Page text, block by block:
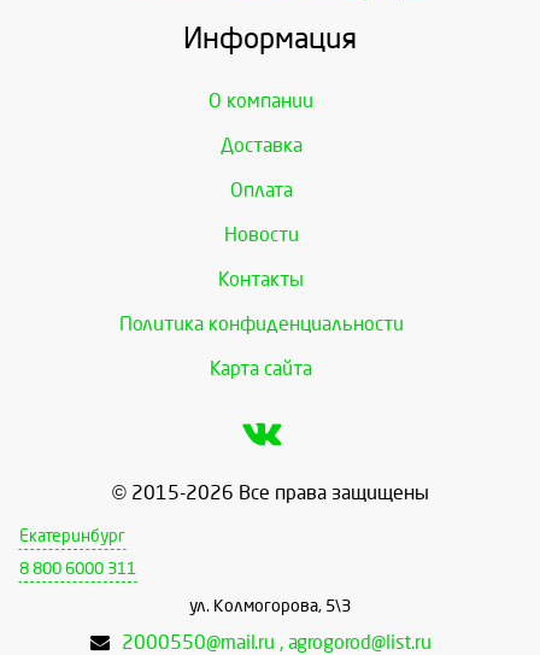
Информация
О компании
Доставка
Оплата
Новости
Контакты
Политика конфиденциальности
Карта сайта
© 2015-2026 Все права защищены
Екатеринбург
8 800 6000 311
ул. Колмогорова, 5\3
2000550@mail.ru , agrogorod@list.ru